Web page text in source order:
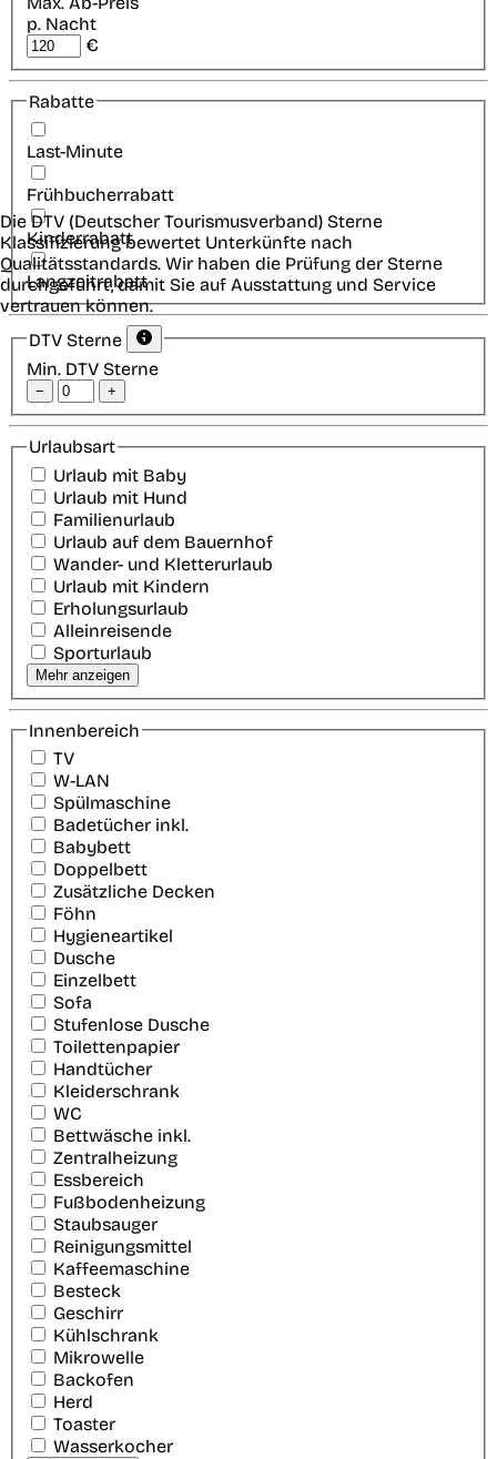
p. Nacht
€
Rabatte
Last-Minute
Frühbucherrabatt
Kinderrabatt
Langzeitrabatt
DTV Sterne
Min. DTV Sterne
− +
Die DTV (Deutscher Tourismusverband) Sterne
Klassifizierung bewertet Unterkünfte nach
Qualitätsstandards. Wir haben die Prüfung der Sterne
durchgeführt, damit Sie auf Ausstattung und Service
vertrauen können.
Urlaubsart
Urlaub mit Baby
Urlaub mit Hund
Familienurlaub
Urlaub auf dem Bauernhof
Wander- und Kletterurlaub
Urlaub mit Kindern
Erholungsurlaub
Alleinreisende
Sporturlaub
Mehr anzeigen
Innenbereich
TV
W-LAN
Spülmaschine
Badetücher inkl.
Babybett
Doppelbett
Zusätzliche Decken
Föhn
Hygieneartikel
Dusche
Einzelbett
Sofa
Stufenlose Dusche
Toilettenpapier
Handtücher
Kleiderschrank
WC
Bettwäsche inkl.
Zentralheizung
Essbereich
Fußbodenheizung
Staubsauger
Reinigungsmittel
Kaffeemaschine
Besteck
Geschirr
Kühlschrank
Mikrowelle
Backofen
Herd
Toaster
Wasserkocher